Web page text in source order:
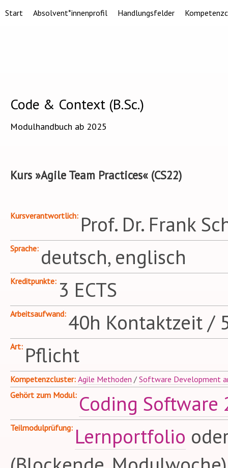
Start Absolvent*innenprofil Handlungsfelder
Code & Context (B.Sc.)
Modulhandbuch ab 2025
Kurs »Agile Team Practices« (CS22)
Kursverantwortlich Prof. Dr. Frank
Sprache deutsch, englisch
Kreditpunkte 3 ECTS
Arbeitsaufwand 40h Kontaktzeit /
Art Pflicht
Kompetenzcluster Agile Methoden / Software Development
Gehört zum Modul Coding Software
Teilmodulprüfung Lernportfolio